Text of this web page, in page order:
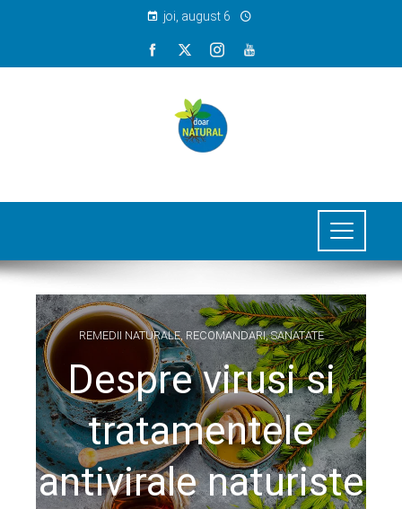
joi, august 6
REMEDII NATURALE, RECOMANDARI,SANATATE
Despre virusi si
tratamentele
antivirale naturiste